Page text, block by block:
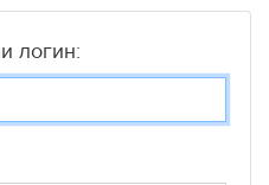
логин: